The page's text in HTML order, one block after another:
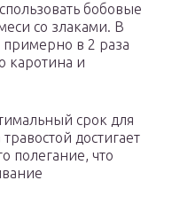
бобовые
со злаками. В
примерно в 2 раза
каротина и
срок для
достигает
полегание, что